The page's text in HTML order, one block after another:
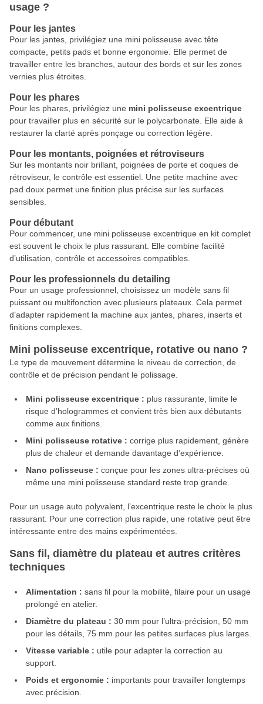
usage ?
Pour les jantes
Pour les jantes, privilégiez une mini polisseuse avec tête
compacte, petits pads et bonne ergonomie. Elle permet de
travailler entre les branches, autour des bords et sur les zones
vernies plus étroites.
Pour les phares
Pour les phares, privilégiez une mini polisseuse excentrique
pour travailler plus en sécurité sur le polycarbonate. Elle aide à
restaurer la clarté après ponçage ou correction légère.
Pour les montants, poignées et rétroviseurs
Sur les montants noir brillant, poignées de porte et coques de
rétroviseur, le contrôle est essentiel. Une petite machine avec
pad doux permet une finition plus précise sur les surfaces
sensibles.
Pour débutant
Pour commencer, une mini polisseuse excentrique en kit complet
est souvent le choix le plus rassurant. Elle combine facilité
d’utilisation, contrôle et accessoires compatibles.
Pour les professionnels du detailing
Pour un usage professionnel, choisissez un modèle sans fil
puissant ou multifonction avec plusieurs plateaux. Cela permet
d’adapter rapidement la machine aux jantes, phares, inserts et
finitions complexes.
Mini polisseuse excentrique, rotative ou nano ?
Le type de mouvement détermine le niveau de correction, de
contrôle et de précision pendant le polissage.
Mini polisseuse excentrique : plus rassurante, limite le
risque d’hologrammes et convient très bien aux débutants
comme aux finitions.
Mini polisseuse rotative : corrige plus rapidement, génère
plus de chaleur et demande davantage d’expérience.
Nano polisseuse : conçue pour les zones ultra-précises où
même une mini polisseuse standard reste trop grande.
Pour un usage auto polyvalent, l’excentrique reste le choix le plus
rassurant. Pour une correction plus rapide, une rotative peut être
intéressante entre des mains expérimentées.
Sans fil, diamètre du plateau et autres critères
techniques
Alimentation : sans fil pour la mobilité, filaire pour un usage
prolongé en atelier.
Diamètre du plateau : 30 mm pour l’ultra-précision, 50 mm
pour les détails, 75 mm pour les petites surfaces plus larges.
Vitesse variable : utile pour adapter la correction au
support.
Poids et ergonomie : importants pour travailler longtemps
avec précision.